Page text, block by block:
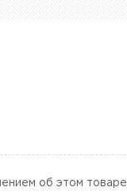
об этом товаре